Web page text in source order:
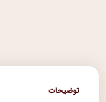
توضیحات